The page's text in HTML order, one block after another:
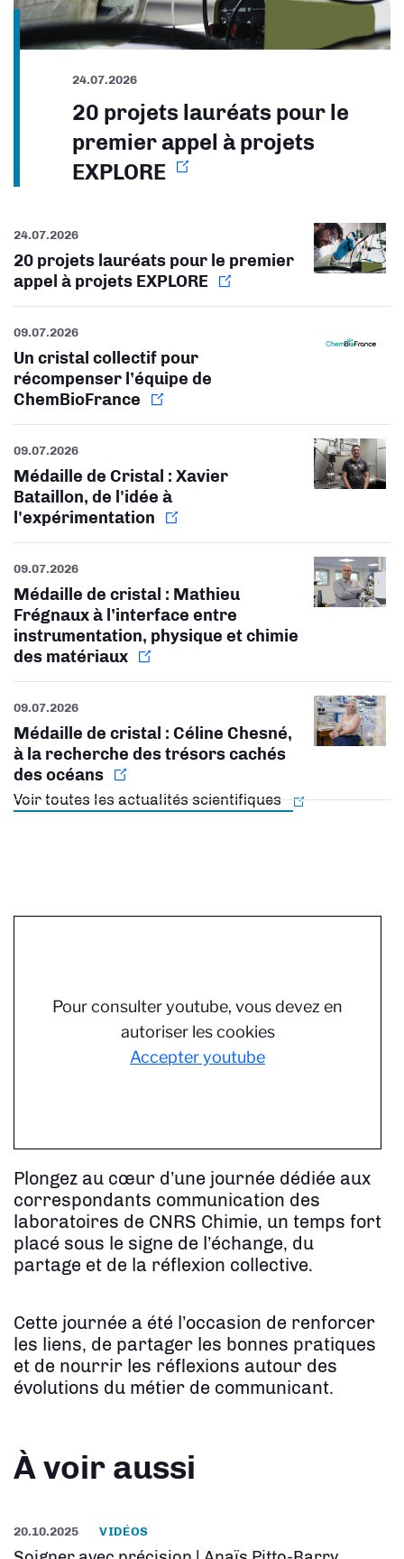
Voir toutes les actualités scientifiques
24.07.2026
20 projets lauréats pour le
premier appel à projets
EXPLORE
24.07.2026
20 projets lauréats pour le premier
appel à projets EXPLORE
09.07.2026
Un cristal collectif pour
récompenser l’équipe de
ChemBioFrance
09.07.2026
Médaille de Cristal : Xavier
Bataillon, de l'idée à
l'expérimentation
09.07.2026
Médaille de cristal : Mathieu
Frégnaux à l’interface entre
instrumentation, physique et chimie
des matériaux
09.07.2026
Médaille de cristal : Céline Chesné,
à la recherche des trésors cachés
des océans
Pour consulter youtube, vous devez en
autoriser les cookies
Accepter youtube
Plongez au cœur d’une journée dédiée aux
correspondants communication des
laboratoires de CNRS Chimie, un temps fort
placé sous le signe de l’échange, du
partage et de la réflexion collective.
Cette journée a été l’occasion de renforcer
les liens, de partager les bonnes pratiques
et de nourrir les réflexions autour des
évolutions du métier de communicant.
À voir aussi
20.10.2025 VIDÉOS